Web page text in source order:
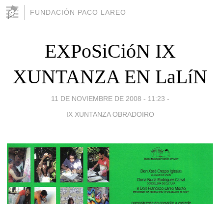
FUNDACIÓN PACO LAREO
EXPoSiCióN IX
XUNTANZA EN LaLíN
11 DE NOVIEMBRE DE 2008 - 11:23 -
IX XUNTANZA OBRADOIRO